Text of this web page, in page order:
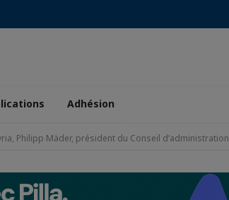
Adhésion
Philipp Mäder, président du Conseil d’administration